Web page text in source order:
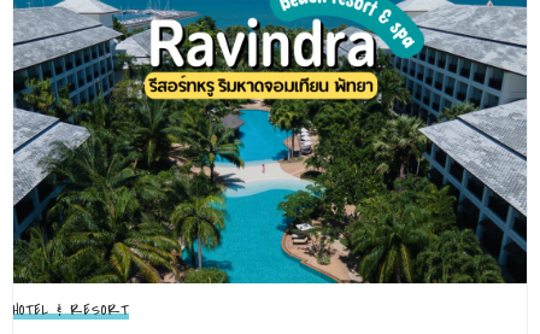
HOTEL & RESORT